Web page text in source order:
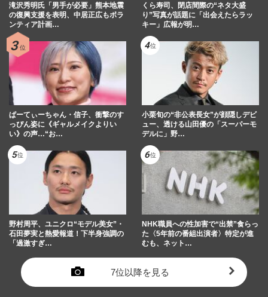
滝沢秀明氏「男手が必要」熊本地震
の復興支援を表明、中居正広もボラ
ンティア計画…
くら寿司、閉店間際の“ネタ大盛
り”写真が話題に「出会えたらラッ
キー」広報が明…
ぱーてぃーちゃん・信子、衝撃のす
っぴん姿に《ギャルメイクよりい
い》の声…“お…
小栗旬の“非公表長女”が顔隠しデビ
ュー、透ける山田優の「スーパーモ
デルに」野…
野村周平、ユニクロ“モデル美女”・
石田夢実と熱愛報道！下半身強調の
「過激すぎ…
NHK職員への性加害で“出禁”食らっ
た〈5年前の番組出演者〉特定が進
むも、ネット…
7位以降を見る